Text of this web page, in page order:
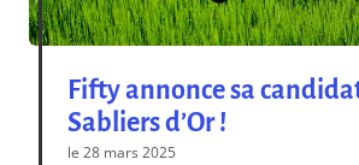
Fifty annonce sa
Sabliers d’Or !
le 28 mars 2025